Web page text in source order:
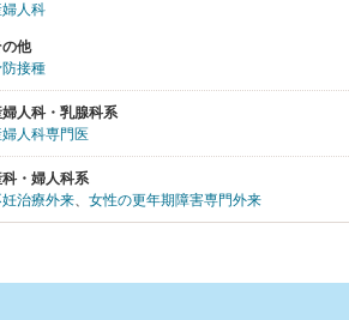
婦人科
の他
接種
人科・乳腺科系
婦人科専門医
・婦人科系
治療外来、 女性の更年期障害専門外来